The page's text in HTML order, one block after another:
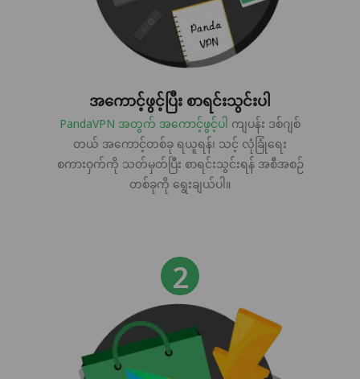
အကောင့်ဖွင့်ပြီး စာရင်းသွင်းပါ
PandaVPN အတွက် အကောင့်ဖွင့်ပါ ကျပန်း ဒစ်ဂျစ်
တယ် အကောင့်တစ်ခု ရယူရန်၊ သင့် လုံခြုံရေး
စကားဝှက်ကို သတ်မှတ်ပြီး စာရင်းသွင်းရန် အစီအစဉ်
တစ်ခုကို ရွေးချယ်ပါ။